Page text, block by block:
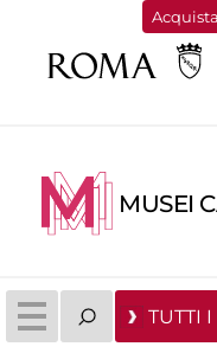
Acquista
MUSEI
TUTTI